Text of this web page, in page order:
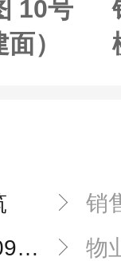
10号
）
销
物